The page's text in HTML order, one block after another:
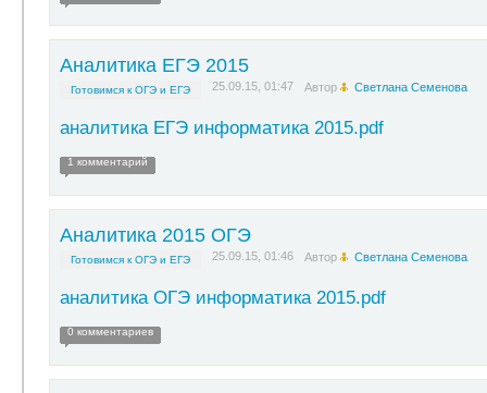
Аналитика ЕГЭ 2015
Готовимся к ОГЭ и ЕГЭ 25.09.15, 01:47 Автор Светлана Семенова
аналитика ЕГЭ информатика 2015.pdf
1 комментарий
Аналитика 2015 ОГЭ
Готовимся к ОГЭ и ЕГЭ 25.09.15, 01:46 Автор Светлана Семенова
аналитика ОГЭ информатика 2015.pdf
0 комментариев